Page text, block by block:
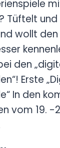
Tüftelt
wollt
den
Erste
In den
vom 19. -